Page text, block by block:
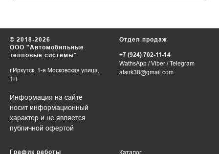
© 2018-2026
ООО "Автомобильные
тепловые системы"
г.Иркутск, 1-я Московская улица,
1Н
Информация на сайте
носит информационный
характер и не является
публичной офертой
Отдел продаж
+7 (924) 702-11-14
WathsApp /Viber /Telegram
atsirk38@gmail.com
График работы Каталог